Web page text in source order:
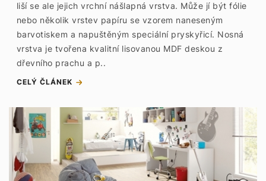
liší se ale jejich vrchní nášlapná vrstva. Může jí být fólie
nebo několik vrstev papíru se vzorem naneseným
barvotiskem a napuštěným speciální pryskyřicí. Nosná
vrstva je tvořena kvalitní lisovanou MDF deskou z
dřevního prachu a p..
CELÝ ČLÁNEK